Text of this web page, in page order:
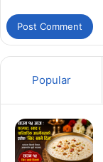
Popular